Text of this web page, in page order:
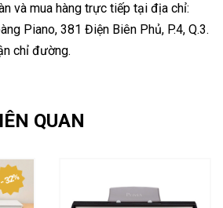
và mua hàng trực tiếp tại địa chỉ:
Piano, 381 Điện Biên Phủ, P.4, Q.3.
chỉ đường.
QUAN
- 32%